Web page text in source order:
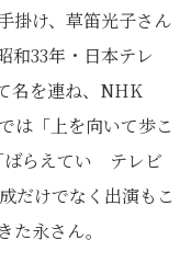
掛け、草笛光子さん
和33年・日本テレ
名を連ね、NHK
は「上を向いて歩こ
ばらえてい テレビ
だけでなく出演もこ
永さん。